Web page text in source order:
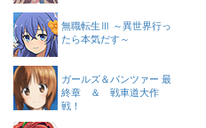
無職転生Ⅲ ～異世界行っ
たら本気だす～
ガールズ＆パンツァー 最
終章 ＆ 戦車道大作
戦！